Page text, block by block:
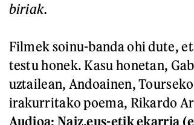
biriak.
Filmek soinu-banda ohi dute,
testu honek. Kasu honetan,
uztailean, Andoainen,
irakurritako poema, Rikardo
Audioa: Naiz.eus-etik ekarria